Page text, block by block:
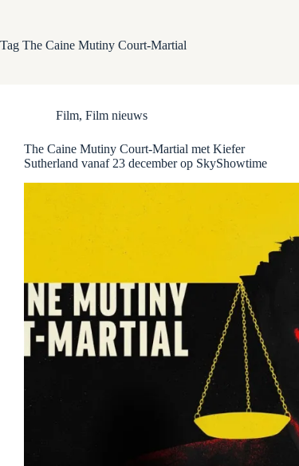
Tag The Caine Mutiny Court-Martial
Film, Film nieuws
The Caine Mutiny Court-Martial met Kiefer
Sutherland vanaf 23 december op SkyShowtime